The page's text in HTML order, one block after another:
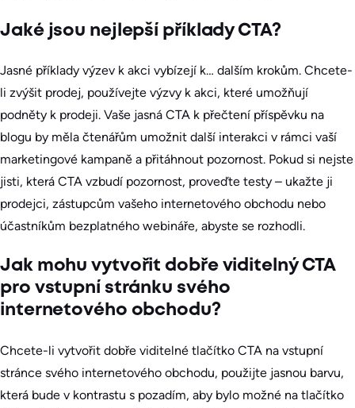
Jaké jsou nejlepší příklady CTA?
Jasné příklady výzev k akci vybízejí k… dalším krokům. Chcete-
li zvýšit prodej, používejte výzvy k akci, které umožňují
podněty k prodeji. Vaše jasná CTA k přečtení příspěvku na
blogu by měla čtenářům umožnit další interakci v rámci vaší
marketingové kampaně a přitáhnout pozornost. Pokud si nejste
jisti, která CTA vzbudí pozornost, proveďte testy – ukažte ji
prodejci, zástupcům vašeho internetového obchodu nebo
účastníkům bezplatného webináře, abyste se rozhodli.
Jak mohu vytvořit dobře viditelný CTA
pro vstupní stránku svého
internetového obchodu?
Chcete-li vytvořit dobře viditelné tlačítko CTA na vstupní
stránce svého internetového obchodu, použijte jasnou barvu,
která bude v kontrastu s pozadím, aby bylo možné na tlačítko